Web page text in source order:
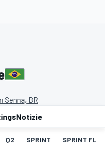
Senna, BR
Notizie
Q2 SPRINT SPRINT FL